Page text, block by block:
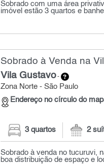
Sobrado com uma área
imóvel estão 3 quartos e
Sobrado à Venda na
Vila Gustavo-
Zona Norte - São Paulo
Endereço no círculo do
3 quartos 2
Sobrado à venda no tucuruvi,
boa distribuição de espaço e